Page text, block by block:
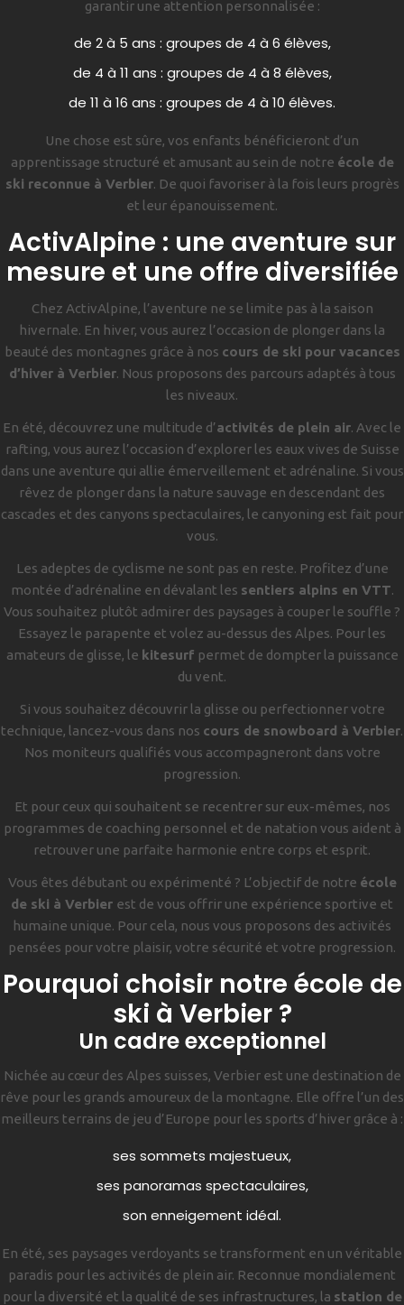
garantir une attention personnalisée :
de 2 à 5 ans : groupes de 4 à 6 élèves,
de 4 à 11 ans : groupes de 4 à 8 élèves,
de 11 à 16 ans : groupes de 4 à 10 élèves.
Une chose est sûre, vos enfants bénéficieront d’un
apprentissage structuré et amusant au sein de notre école de
ski reconnue à Verbier. De quoi favoriser à la fois leurs progrès
et leur épanouissement.
ActivAlpine : une aventure sur
mesure et une offre diversifiée
Chez ActivAlpine, l’aventure ne se limite pas à la saison
hivernale. En hiver, vous aurez l’occasion de plonger dans la
beauté des montagnes grâce à nos cours de ski pour vacances
d’hiver à Verbier. Nous proposons des parcours adaptés à tous
les niveaux.
En été, découvrez une multitude d’activités de plein air. Avec le
rafting, vous aurez l’occasion d’explorer les eaux vives de Suisse
dans une aventure qui allie émerveillement et adrénaline. Si vous
rêvez de plonger dans la nature sauvage en descendant des
cascades et des canyons spectaculaires, le canyoning est fait pour
vous.
Les adeptes de cyclisme ne sont pas en reste. Profitez d’une
montée d’adrénaline en dévalant les sentiers alpins en VTT.
Vous souhaitez plutôt admirer des paysages à couper le souffle ?
Essayez le parapente et volez au-dessus des Alpes. Pour les
amateurs de glisse, le kitesurf permet de dompter la puissance
du vent.
Si vous souhaitez découvrir la glisse ou perfectionner votre
technique, lancez-vous dans nos cours de snowboard à Verbier.
Nos moniteurs qualifiés vous accompagneront dans votre
progression.
Et pour ceux qui souhaitent se recentrer sur eux-mêmes, nos
programmes de coaching personnel et de natation vous aident à
retrouver une parfaite harmonie entre corps et esprit.
Vous êtes débutant ou expérimenté ? L’objectif de notre école
de ski à Verbier est de vous offrir une expérience sportive et
humaine unique. Pour cela, nous vous proposons des activités
pensées pour votre plaisir, votre sécurité et votre progression.
Pourquoi choisir notre école de
ski à Verbier ?
Un cadre exceptionnel
Nichée au cœur des Alpes suisses, Verbier est une destination de
rêve pour les grands amoureux de la montagne. Elle offre l’un des
meilleurs terrains de jeu d’Europe pour les sports d’hiver grâce à :
ses sommets majestueux,
ses panoramas spectaculaires,
son enneigement idéal.
En été, ses paysages verdoyants se transforment en un véritable
paradis pour les activités de plein air. Reconnue mondialement
pour la diversité et la qualité de ses infrastructures, la station de